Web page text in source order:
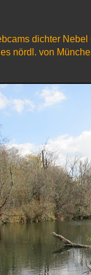
dichter
nördl. von